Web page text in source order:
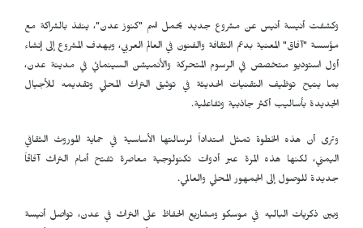
وكشفت أنيسة أنيس عن مشروع جديد يحمل اسم "كنوز عدن"، ينفذ بالشراكة مع
مؤسسة "آفاق" المعنية بدعم الثقافة والفنون في العالم العربي، ويهدف المشروع إلى إنشاء
أول استوديو متخصص في الرسوم المتحركة والأنميشن السينمائي في مدينة عدن،
بما يتيح توظيف التقنيات الحديثة في توثيق التراث المحلي وتقديمه للأجيال
الجديدة بأساليب أكثر جاذبية وتفاعلية.
وترى أن هذه الخطوة تمثل امتداداً لرسالتها الأساسية في حماية الموروث الثقافي
اليمني، لكنها هذه المرة عبر أدوات تكنولوجية معاصرة تفتح أمام التراث آفاقاً
جديدة للوصول إلى الجمهور المحلي والعالمي.
وبين ذكريات الباليه في موسكو ومشاريع الحفاظ على التراث في عدن، تواصل أنيسة